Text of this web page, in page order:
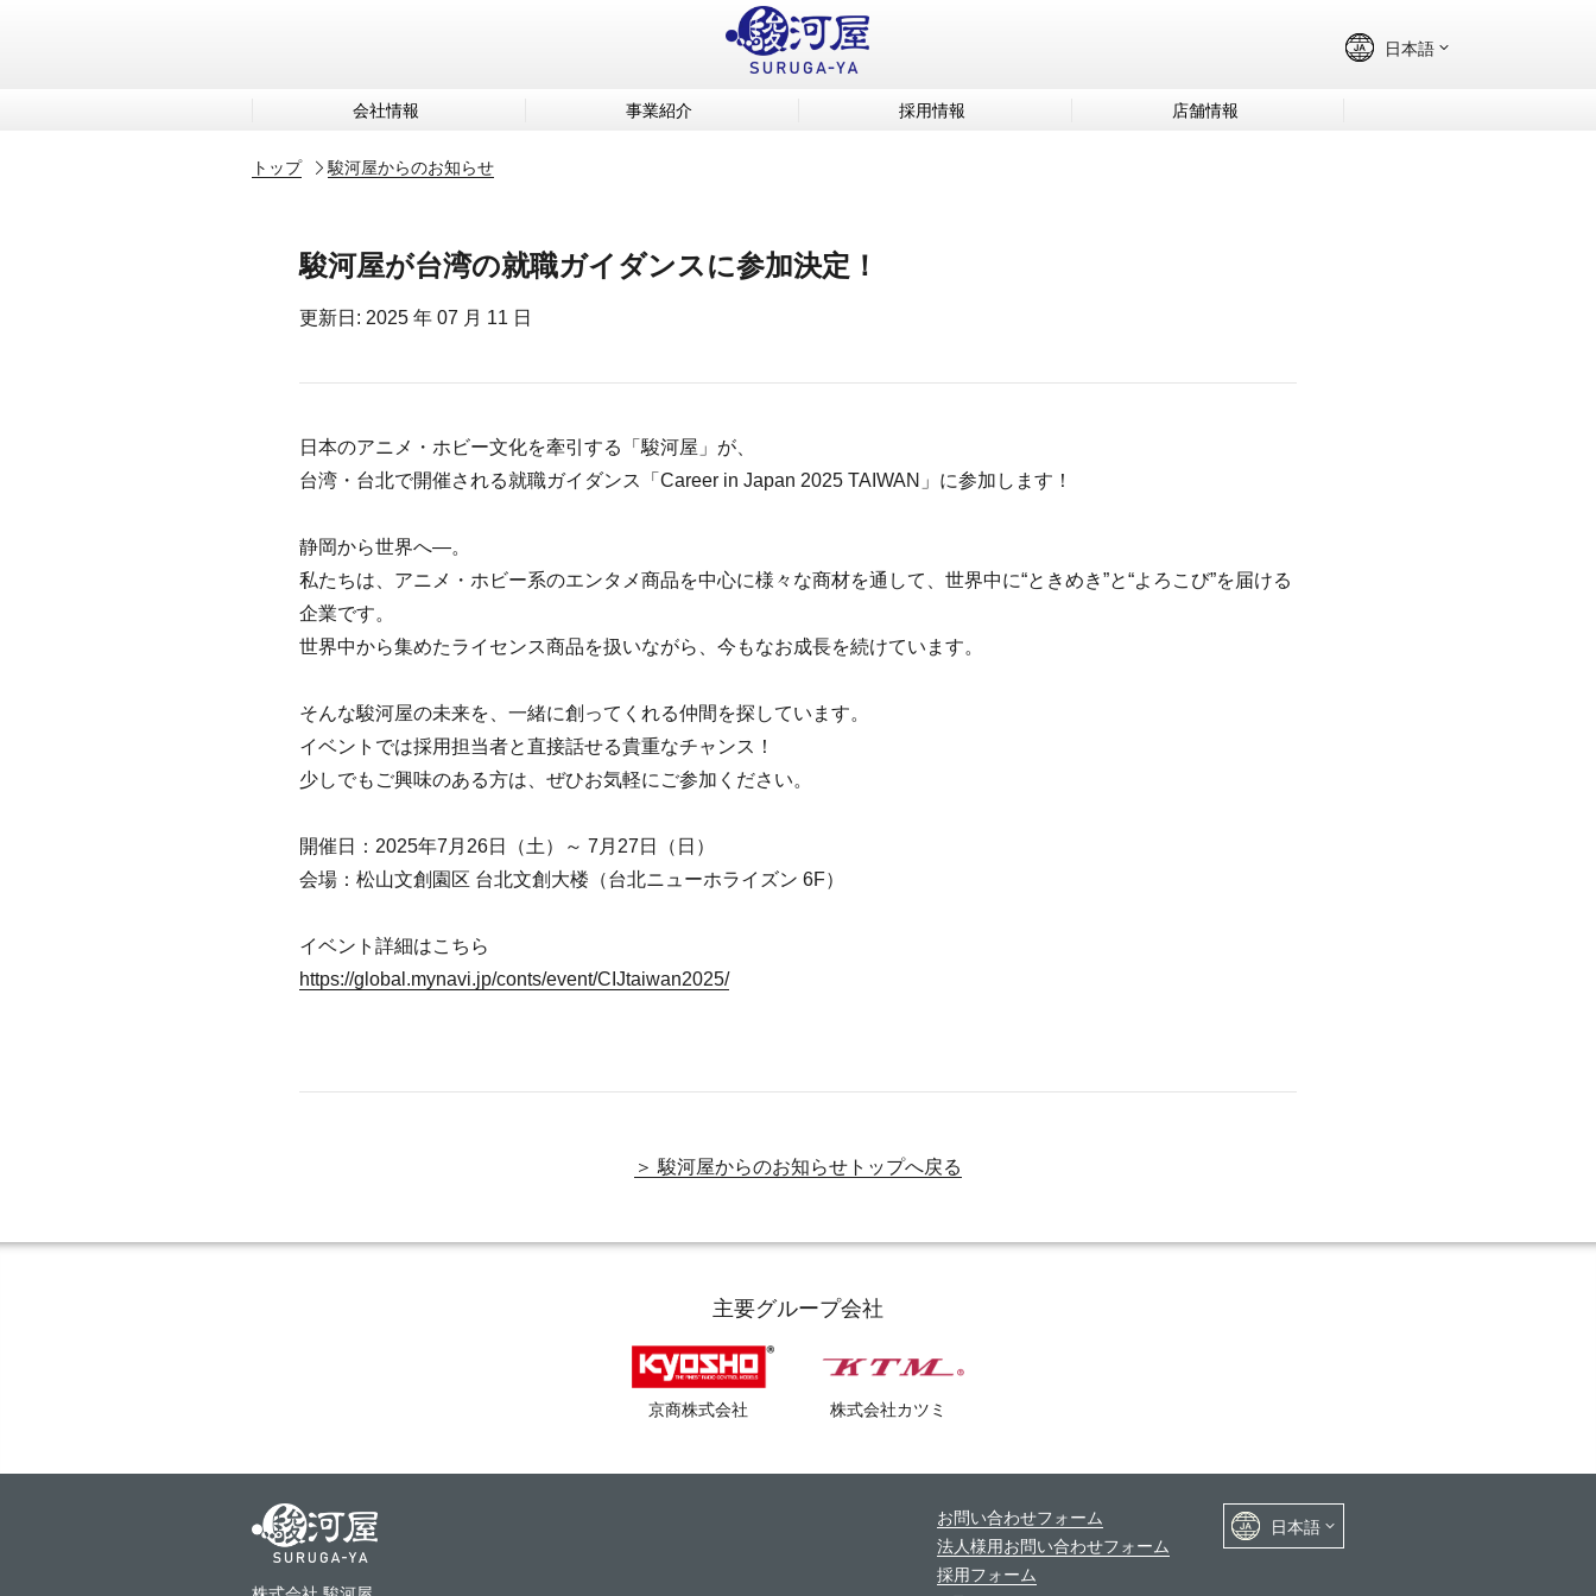
会社情報 事業紹介 採用情報 店舗情報
トップ 駿河屋からのお知らせ
駿河屋が台湾の就職ガイダンスに参加決定！
更新日: 2025 年 07 月 11 日
日本のアニメ・ホビー文化を牽引する「駿河屋」が、
台湾・台北で開催される就職ガイダンス「Career in Japan 2025 TAIWAN」に参加します！
静岡から世界へ—。
私たちは、アニメ・ホビー系のエンタメ商品を中心に様々な商材を通して、世界中に“ときめき”と“よろこび”を届ける
企業です。
世界中から集めたライセンス商品を扱いながら、今もなお成長を続けています。
そんな駿河屋の未来を、一緒に創ってくれる仲間を探しています。
イベントでは採用担当者と直接話せる貴重なチャンス！
少しでもご興味のある方は、ぜひお気軽にご参加ください。
開催日：2025年7月26日（土）～ 7月27日（日）
会場：松山文創園区 台北文創大楼（台北ニューホライズン 6F）
イベント詳細はこちら
https://global.mynavi.jp/conts/event/CIJtaiwan2025/
＞ 駿河屋からのお知らせトップへ戻る
主要グループ会社
京商株式会社 株式会社カツミ
お問い合わせフォーム
法人様用お問い合わせフォーム
採用フォーム